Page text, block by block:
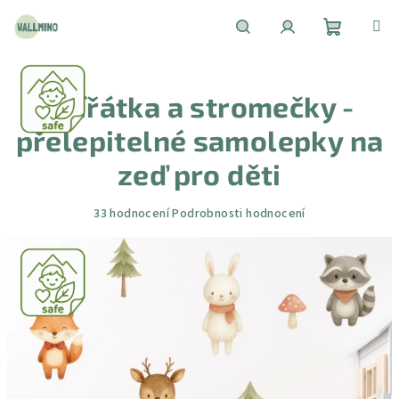
obsah
košík
Zvířátka a stromečky -
přelepitelné samolepky na
zeď pro děti
Průměrné
produktu
33 hodnoceníPodrobnosti hodnocení